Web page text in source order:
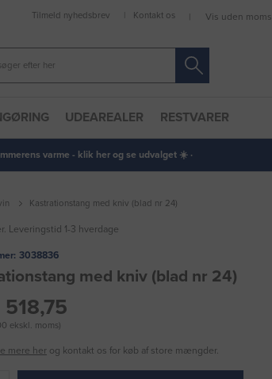
Tilmeld nyhedsbrev Kontakt os Vis uden moms
UDEAREALER RESTVARER
varme - klik her og se udvalget ☀️ ·
Kastrationstang med kniv (blad nr 24)
Leveringstid 1-3 hverdage
3038836
med kniv (blad nr 24)
518,75
ekskl. moms)
mere her og kontakt os for køb af store mængder.